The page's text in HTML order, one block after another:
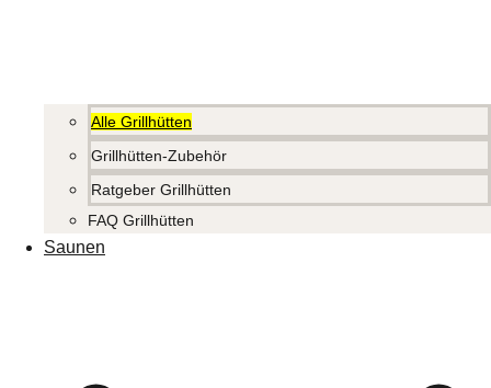
Alle Grillhütten
Grillhütten-Zubehör
Ratgeber Grillhütten
FAQ Grillhütten
Saunen